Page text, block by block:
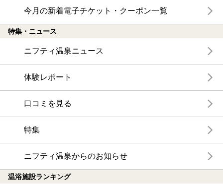
今月の新着電子チケット・クーポン一覧
特集・ニュース
ニフティ温泉ニュース
体験レポート
口コミを見る
特集
ニフティ温泉からのお知らせ
温浴施設ランキング